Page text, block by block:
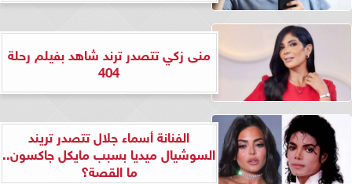
منى زكي تتصدر ترند شاهد بفيلم رحلة
404
الفنانة أسماء جلال تتصدر تريند
السوشيال ميديا بسبب مايكل جاكسون..
ما القصة؟